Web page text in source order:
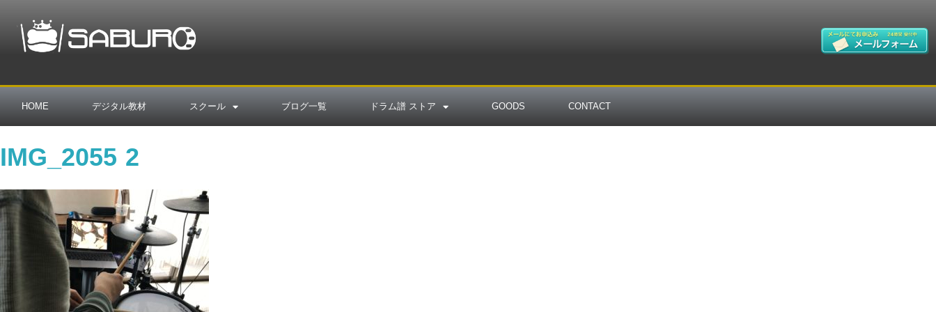
HOME デジタル教材 スクール ブログ一覧 ドラム譜 ストア GOODS CONTACT
IMG_2055 2